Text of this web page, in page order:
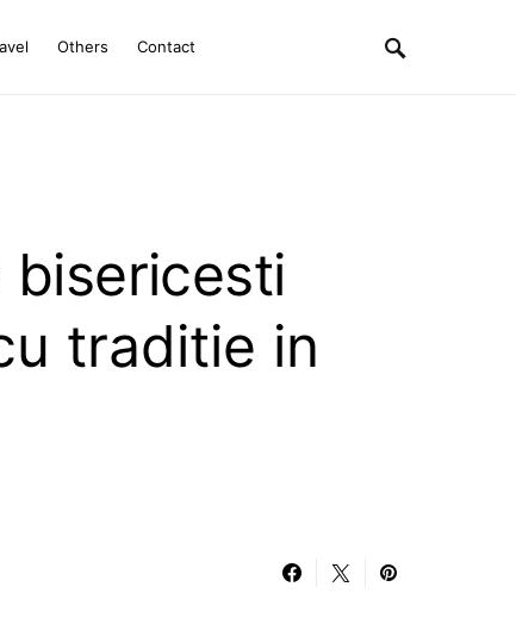
Others Contact
bisericesti
traditie in